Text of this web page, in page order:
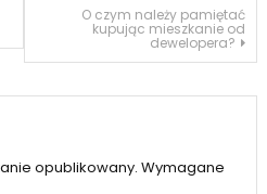
O czym należy pamiętać
kupując mieszkanie od
dewelopera?
opublikowany. Wymagane